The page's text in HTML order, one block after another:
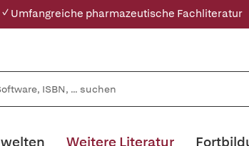
✓ Umfangreiche pharmazeutische Fachliteratur
Weitere Literatur